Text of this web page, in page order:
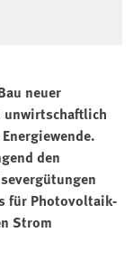
neuer
unwirtschaftlich
den
für Photovoltaik-
Strom